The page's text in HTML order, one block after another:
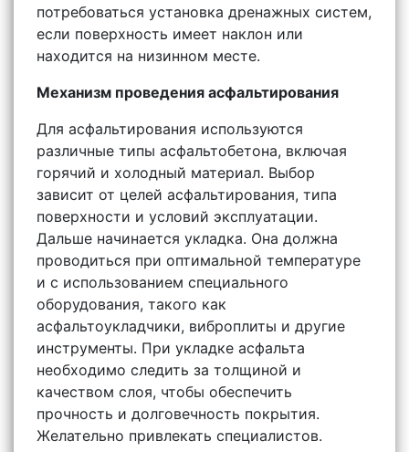
потребоваться установка дренажных систем,
если поверхность имеет наклон или
находится на низинном месте.
Механизм проведения асфальтирования
Для асфальтирования используются
различные типы асфальтобетона, включая
горячий и холодный материал. Выбор
зависит от целей асфальтирования, типа
поверхности и условий эксплуатации.
Дальше начинается укладка. Она должна
проводиться при оптимальной температуре
и с использованием специального
оборудования, такого как
асфальтоукладчики, виброплиты и другие
инструменты. При укладке асфальта
необходимо следить за толщиной и
качеством слоя, чтобы обеспечить
прочность и долговечность покрытия.
Желательно привлекать специалистов.